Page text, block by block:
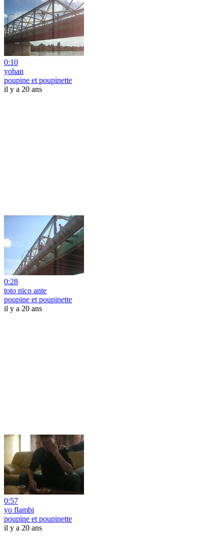
0:10
yohan
poupine et poupinette
il y a 20 ans
0:28
toto nico ante
poupine et poupinette
il y a 20 ans
0:57
yo flambi
poupine et poupinette
il y a 20 ans